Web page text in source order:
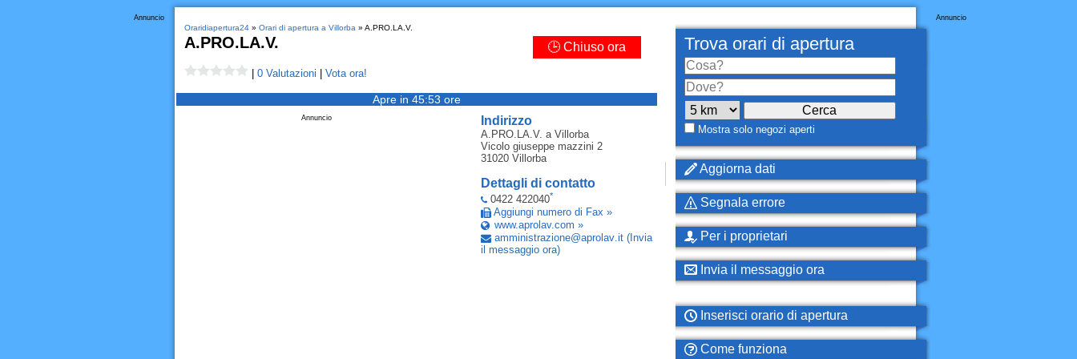
Annuncio
Oraridiapertura24» Orari di apertura a Villorba » A.PRO.LA.V.
A.PRO.LA.V. 🕒 Chiuso ora
0 Valutazioni Vota ora!
Apre in 45:53 ore
Indirizzo
A.PRO.LA.V. a Villorba
Vicolo giuseppe mazzini 2
31020 Villorba
Dettagli di contatto
0422 422040*
Aggiungi numero di Fax »
www.aprolav.com »
amministrazione@aprolav.it (Invia
il messaggio ora)
Annuncio
Annuncio
Trova orari di apertura
Mostra solo negozi aperti
Aggiorna dati
Segnala errore
Per i proprietari
Invia il messaggio ora
Inserisci orario di apertura
Come funziona